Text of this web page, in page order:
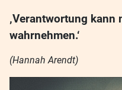
‚Verantwortung
wahrnehmen.‘
(Hannah Arendt)